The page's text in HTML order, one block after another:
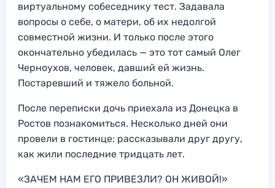
виртуальному собеседнику тест. Задавала
вопросы о себе, о матери, об их недолгой
совместной жизни. И только после этого
окончательно убедилась — это тот самый Олег
Черноухов, человек, давший ей жизнь.
Постаревший и тяжело больной.
После переписки дочь приехала из Донецка в
Ростов познакомиться. Несколько дней они
провели в гостинце: рассказывали друг другу,
как жили последние тридцать лет.
«ЗАЧЕМ НАМ ЕГО ПРИВЕЗЛИ? ОН ЖИВОЙ!»